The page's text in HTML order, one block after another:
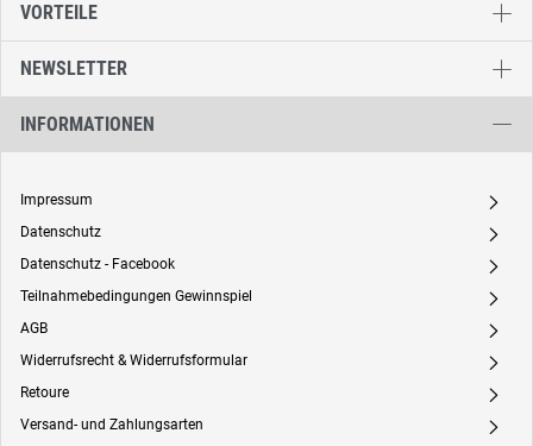
VORTEILE
NEWSLETTER
INFORMATIONEN
Impressum A
Datenschutz A
Datenschutz - Facebook A
Teilnahmebedingungen Gewinnspiel A
AGB A
Widerrufsrecht & Widerrufsformular A
Retoure A
Versand- und Zahlungsarten A